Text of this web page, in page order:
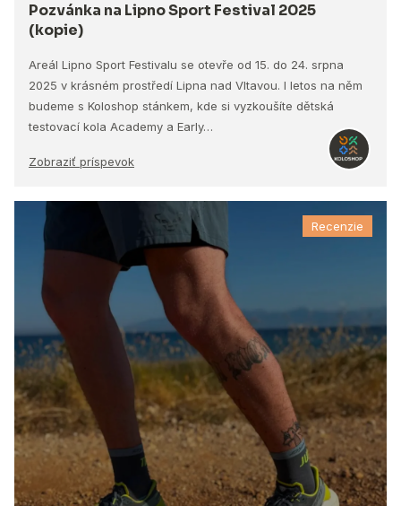
Pozvánka na Lipno Sport Festival 2025
(kopie)
Areál Lipno Sport Festivalu se otevře od 15. do 24. srpna
2025 v krásném prostředí Lipna nad Vltavou. I letos na něm
budeme s Koloshop stánkem, kde si vyzkoušíte dětská
testovací kola Academy a Early…
Zobraziť príspevok
Recenzie